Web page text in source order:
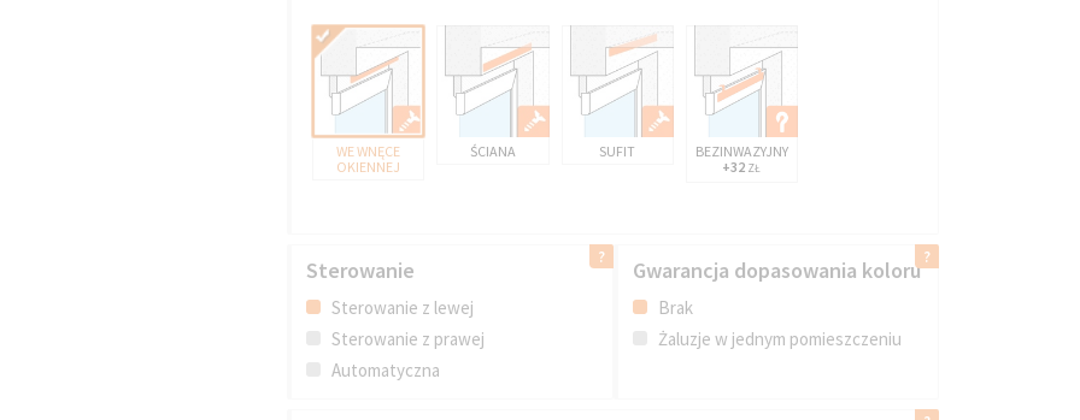
WE WNĘCE
OKIENNEJ
ŚCIANA SUFIT
BEZINWAZYJNY
+32 ZŁ
Sterowanie
Sterowanie z lewej
Sterowanie z prawej
Automatyczna
Gwarancja dopasowania koloru
Brak
Żaluzje w jednym pomieszczeniu